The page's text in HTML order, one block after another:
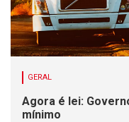
GERAL
Agora é lei:
mínimo